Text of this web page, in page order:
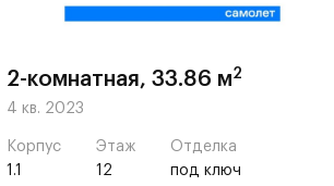
2-комнатная, 33.86 м2
4 кв. 2023
Корпус
1.1
Этаж
12
Отделка
под ключ